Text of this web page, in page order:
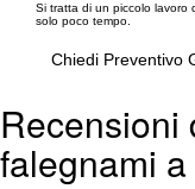
Si tratta di un piccolo lavoro
solo poco tempo.
Chiedi Preventivo
Recensioni
falegnami